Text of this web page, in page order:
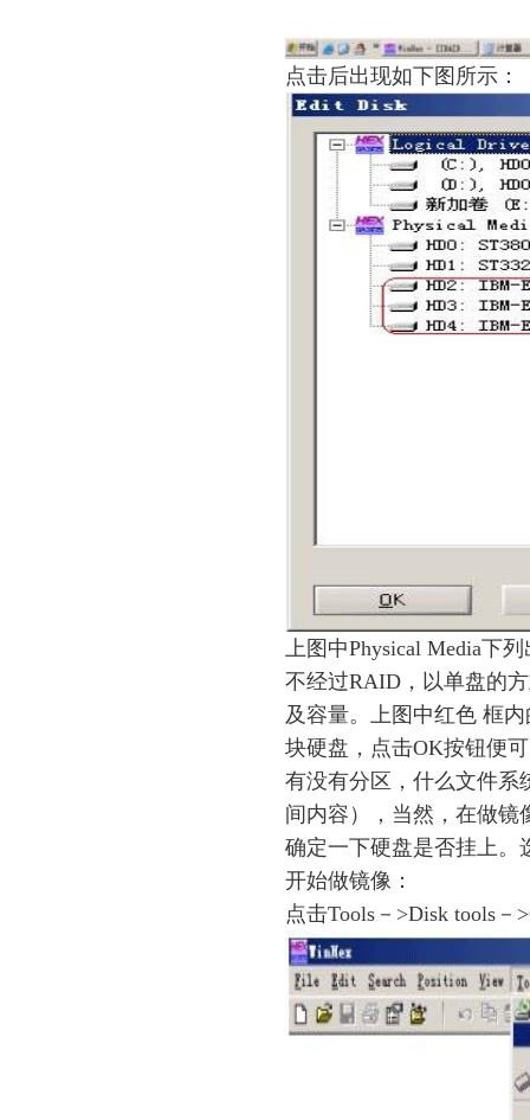
点击后出现如下图所示：
上图中Physical Media下
不经过RAID，以单盘的
及容量。上图中红色 框
块硬盘，点击OK按钮便
有没有分区，什么文件系
间内容），当然，在做镜
确定一下硬盘是否挂上。
开始做镜像：
点击Tools－>Disk tools－